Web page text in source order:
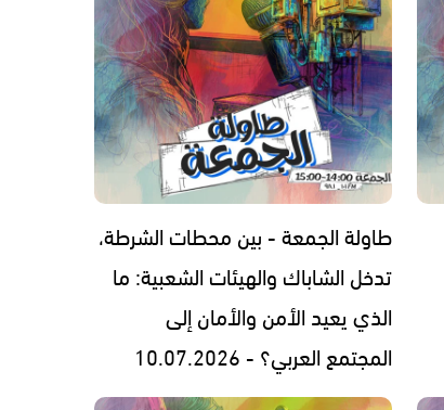
طاولة الجمعة - بين محطات الشرطة،
تدخل الشاباك والهيئات الشعبية: ما
الذي يعيد الأمن والأمان إلى
المجتمع العربي؟ - 10.07.2026